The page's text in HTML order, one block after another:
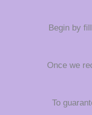
Begin by
Once we
To